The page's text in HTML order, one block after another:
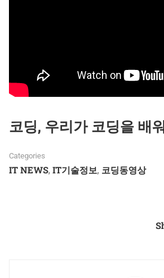
코딩, 우리가 코딩을 배
Categories
IT NEWS, IT기술정보, 코딩동영상